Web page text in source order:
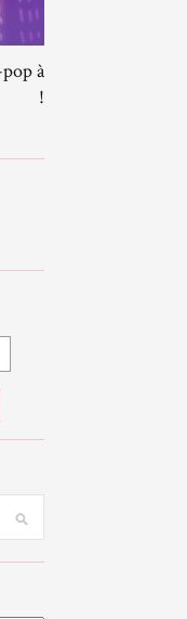
à
!